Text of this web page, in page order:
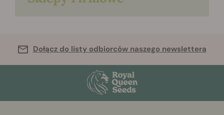
Dołącz do listy odbiorców naszego newslettera